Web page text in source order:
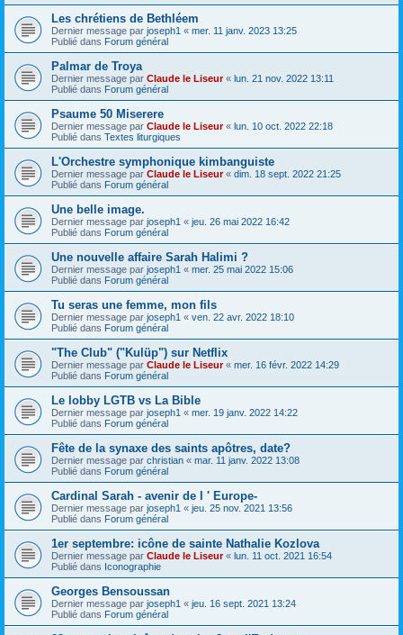
Les chrétiens de Bethléem
Dernier message par joseph1 « mer. 11 janv. 2023 13:25
Publié dans Forum général
Palmar de Troya
Dernier message par Claude le Liseur« lun. 21 nov. 2022 13:11
Publié dans Forum général
Psaume 50 Miserere
Dernier message par Claude le Liseur« lun. 10 oct. 2022 22:18
Publié dans Textes liturgiques
L'Orchestre symphonique kimbanguiste
Dernier message par Claude le Liseur« dim. 18 sept. 2022 21:25
Publié dans Forum général
Une belle image.
Dernier message par joseph1 « jeu. 26 mai 2022 16:42
Publié dans Forum général
Une nouvelle affaire Sarah Halimi ?
Dernier message par joseph1 « mer. 25 mai 2022 15:06
Publié dans Forum général
Tu seras une femme, mon fils
Dernier message par joseph1 « ven. 22 avr. 2022 18:10
Publié dans Forum général
"The Club" ("Kulüp") sur Netflix
Dernier message par Claude le Liseur« mer. 16 févr. 2022 14:29
Publié dans Forum général
Le lobby LGTB vs La Bible
Dernier message par joseph1 « mer. 19 janv. 2022 14:22
Publié dans Forum général
Fête de la synaxe des saints apôtres, date?
Dernier message par christian « mar. 11 janv. 2022 13:08
Publié dans Forum général
Cardinal Sarah - avenir de l ' Europe-
Dernier message par joseph1 « jeu. 25 nov. 2021 13:56
Publié dans Forum général
1er septembre: icône de sainte Nathalie Kozlova
Dernier message par Claude le Liseur« lun. 11 oct. 2021 16:54
Publié dans Iconographie
Georges Bensoussan
Dernier message par joseph1 « jeu. 16 sept. 2021 13:24
Publié dans Forum général